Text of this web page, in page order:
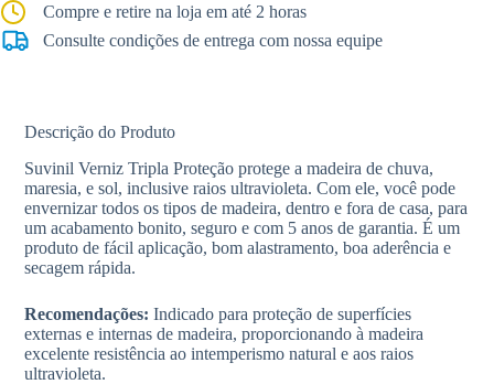
Compre e retire na loja em até 2 horas
Consulte condições de entrega com nossa equipe
Descrição do Produto
Suvinil Verniz Tripla Proteção protege a madeira de chuva,
maresia, e sol, inclusive raios ultravioleta. Com ele, você pode
envernizar todos os tipos de madeira, dentro e fora de casa, para
um acabamento bonito, seguro e com 5 anos de garantia. É um
produto de fácil aplicação, bom alastramento, boa aderência e
secagem rápida.
Recomendações: Indicado para proteção de superfícies
externas e internas de madeira, proporcionando à madeira
excelente resistência ao intemperismo natural e aos raios
ultravioleta.